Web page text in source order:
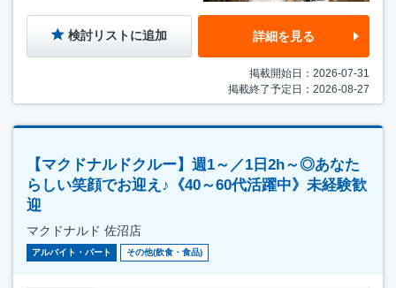
検討リストに追加 詳細を見る
掲載開始日：2026-07-31
掲載終了予定日：2026-08-27
【マクドナルドクルー】週1～／1日2h～◎あなた
らしい笑顔でお迎え♪《40～60代活躍中》未経験歓
迎
マクドナルド 佐沼店
アルバイト・パート その他(飲食・食品)